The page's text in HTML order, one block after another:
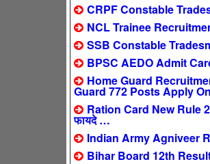
CRPF Constable
NCL Trainee
SSB Constable
BPSC AEDO Admit
Home Guard
Guard 772 Posts Apply
Ration Card New Rule
फायदे …
Indian Army Agniveer
Bihar Board 12th Result